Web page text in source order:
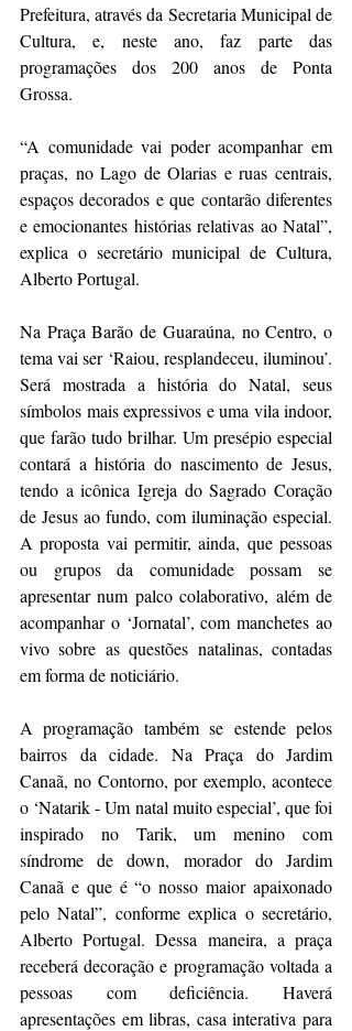
Prefeitura, através da Secretaria Municipal de
Cultura, e, neste ano, faz parte das
programações dos 200 anos de Ponta
Grossa.
“A comunidade vai poder acompanhar em
praças, no Lago de Olarias e ruas centrais,
espaços decorados e que contarão diferentes
e emocionantes histórias relativas ao Natal”,
explica o secretário municipal de Cultura,
Alberto Portugal.
Na Praça Barão de Guaraúna, no Centro, o
tema vai ser ‘Raiou, resplandeceu, iluminou’.
Será mostrada a história do Natal, seus
símbolos mais expressivos e uma vila indoor,
que farão tudo brilhar. Um presépio especial
contará a história do nascimento de Jesus,
tendo a icônica Igreja do Sagrado Coração
de Jesus ao fundo, com iluminação especial.
A proposta vai permitir, ainda, que pessoas
ou grupos da comunidade possam se
apresentar num palco colaborativo, além de
acompanhar o ‘Jornatal’, com manchetes ao
vivo sobre as questões natalinas, contadas
em forma de noticiário.
A programação também se estende pelos
bairros da cidade. Na Praça do Jardim
Canaã, no Contorno, por exemplo, acontece
o ‘Natarik - Um natal muito especial’, que foi
inspirado no Tarik, um menino com
síndrome de down, morador do Jardim
Canaã e que é “o nosso maior apaixonado
pelo Natal”, conforme explica o secretário,
Alberto Portugal. Dessa maneira, a praça
receberá decoração e programação voltada a
pessoas com deficiência. Haverá
apresentações em libras, casa interativa para